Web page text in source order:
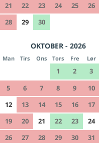
21
22 23 24 25 26
28
29 30
OKTOBER - 2026
Man Tirs Ons Tors Fre Lør
1 2 3
5
6 7 8 9 10
12
13 14 15 16 17
19
20 21 22 23 24
26
27 28 29 30 31